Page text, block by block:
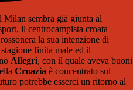
Milan sembra già giunta al
il centrocampista croata
la sua intenzione di
finita male ed il
Allegri, con il quale aveva buoni
Croazia è concentrato sul
potrebbe esserci un ritorno al